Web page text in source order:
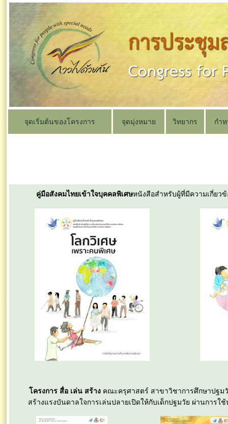
จุดเริ่มต้นของโครงการ จุดมุ่งหมาย วิทยากร กำ
คู่มือสังคมไทยเข้าใจบุคคลพิเศษหนังสือสำหรับผู้ที่มีความเกี่ยว
โครงการ สื่อ เล่น สร้าง คณะครุศาสตร์ สาขาวิชาการศึกษาปฐ
สร้างแรงบันดาลใจการเล่นปลายเปิดให้กับเด็กปฐมวัย ผ่านการ